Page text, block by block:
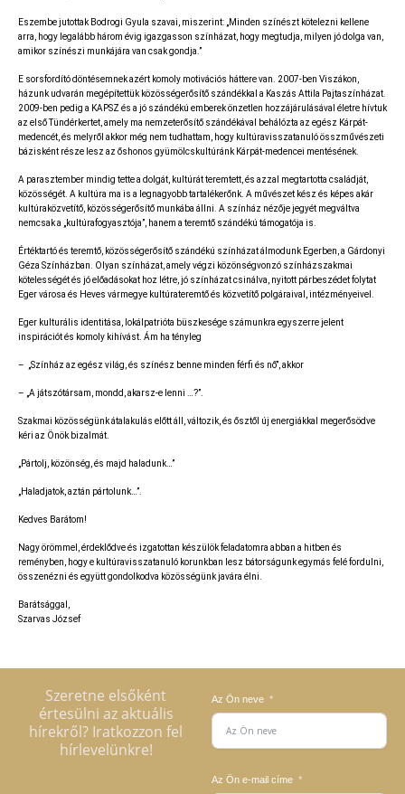
Eszembe jutottak Bodrogi Gyula szavai, miszerint: „Minden színészt kötelezni kellene
arra, hogy legalább három évig igazgasson színházat, hogy megtudja, milyen jó dolga van,
amikor színészi munkájára van csak gondja.”
E sorsfordító döntésemnek azért komoly motivációs háttere van. 2007-ben Viszákon,
házunk udvarán megépítettük közösségerősítő szándékkal a Kaszás Attila Pajtaszínházat.
2009-ben pedig a KAPSZ és a jó szándékú emberek önzetlen hozzájárulásával életre hívtuk
az első Tündérkertet, amely ma nemzeterősítő szándékával behálózta az egész Kárpát-
medencét, és melyről akkor még nem tudhattam, hogy kultúravisszatanuló összművészeti
bázisként része lesz az őshonos gyümölcskultúránk Kárpát-medencei mentésének.
A parasztember mindig tette a dolgát, kultúrát teremtett, és azzal megtartotta családját,
közösségét. A kultúra ma is a legnagyobb tartalékerőnk. A művészet kész és képes akár
kultúraközvetítő, közösségerősítő munkába állni. A színház nézője jegyét megváltva
nemcsak a „kultúrafogyasztója”, hanem a teremtő szándékú támogatója is.
Értéktartó és teremtő, közösségerősítő szándékú színházat álmodunk Egerben, a Gárdonyi
Géza Színházban. Olyan színházat, amely végzi közönségvonzó színházszakmai
kötelességét és jó előadásokat hoz létre, jó színházat csinálva, nyitott párbeszédet folytat
Eger városa és Heves vármegye kultúrateremtő és közvetítő polgáraival, intézményeivel.
Eger kulturális identitása, lokálpatrióta büszkesége számunkra egyszerre jelent
inspirációt és komoly kihívást. Ám ha tényleg
– „Színház az egész világ, és színész benne minden férfi és nő”, akkor
– „A játszótársam, mondd, akarsz-e lenni …?”.
Szakmai közösségünk átalakulás előtt áll, változik, és ősztől új energiákkal megerősödve
kéri az Önök bizalmát.
„Pártolj, közönség, és majd haladunk…”
„Haladjatok, aztán pártolunk…”.
Kedves Barátom!
Nagy örömmel, érdeklődve és izgatottan készülök feladatomra abban a hitben és
reményben, hogy e kultúravisszatanuló korunkban lesz bátorságunk egymás felé fordulni,
összenézni és együtt gondolkodva közösségünk javára élni.
Barátsággal,
Szarvas József
Szeretne elsőként
értesülni az aktuális
hírekről? Iratkozzon fel
hírlevelünkre!
Az Ön neve
Az Ön e-mail címe